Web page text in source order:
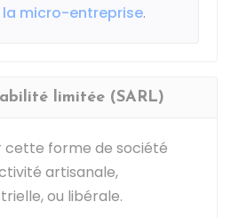
micro-entreprise.
limitée (SARL)
cette forme de société
artisanale,
ou libérale.